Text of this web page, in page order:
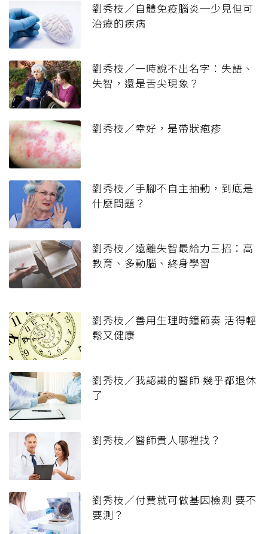
劉秀枝／自體免疫腦炎─少見但可
治療的疾病
劉秀枝／一時說不出名字：失語、
失智，還是舌尖現象？
劉秀枝／幸好，是帶狀疱疹
劉秀枝／手腳不自主抽動，到底是
什麼問題？
劉秀枝／遠離失智最給力三招：高
教育、多動腦、終身學習
劉秀枝／善用生理時鐘節奏 活得輕
鬆又健康
劉秀枝／我認識的醫師 幾乎都退休
了
劉秀枝／醫師貴人哪裡找？
劉秀枝／付費就可做基因檢測 要不
要測？